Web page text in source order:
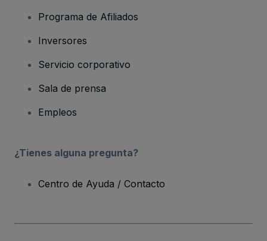
Programa de Afiliados
Inversores
Servicio corporativo
Sala de prensa
Empleos
¿Tienes alguna pregunta?
Centro de Ayuda / Contacto